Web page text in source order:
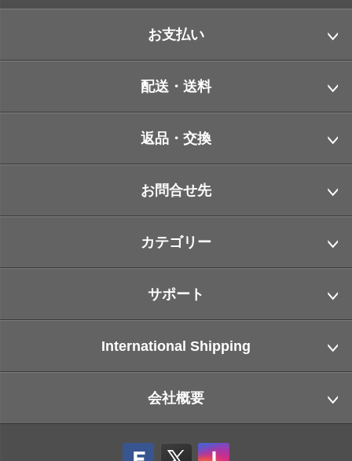
お支払い
配送・送料
返品・交換
お問合せ先
カテゴリー
サポート
International Shipping
会社概要